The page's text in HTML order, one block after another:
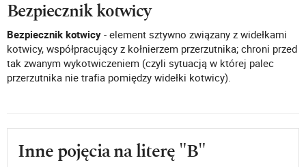
Bezpiecznik kotwicy
Bezpiecznik kotwicy - element sztywno związany z widełkami
kotwicy, współpracujący z kołnierzem przerzutnika; chroni przed
tak zwanym wykotwiczeniem (czyli sytuacją w której palec
przerzutnika nie trafia pomiędzy widełki kotwicy).
Inne pojęcia na literę "B"